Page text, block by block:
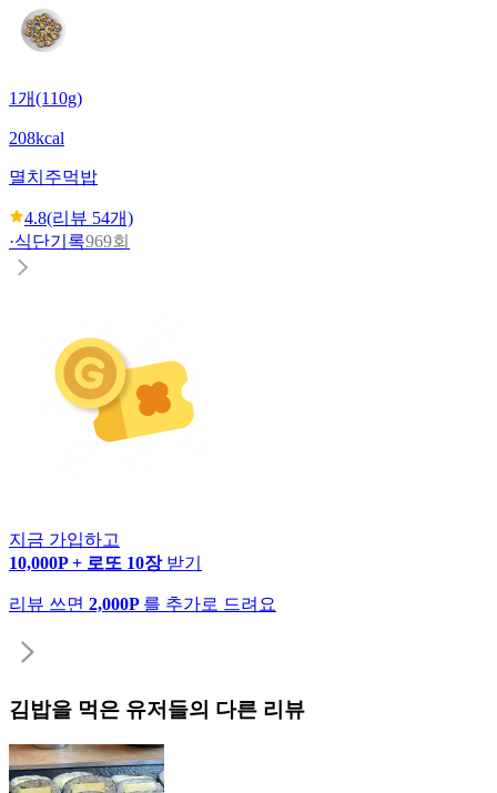
1개(110g)
208kcal
멸치주먹밥
4.8(리뷰 54개)
·식단기록969회
지금 가입하고
10,000P + 로또 10장 받기
리뷰 쓰면 2,000P 를 추가로 드려요
김밥을 먹은 유저들의 다른 리뷰